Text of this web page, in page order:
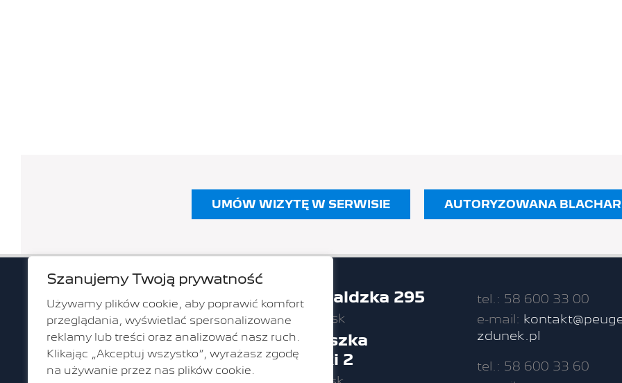
Szanujemy Twoją prywatność
Używamy plików cookie, aby poprawić komfort
przeglądania, wyświetlać spersonalizowane
reklamy lub treści oraz analizować nasz ruch.
Klikając „Akceptuj wszystko”, wyrażasz zgodę
na używanie przez nas plików cookie.
UMÓW WIZYTĘ W SERWISIE AUTORYZOWANA
ul. Grunwaldzka 295
80-314 Gdańsk
ul. Franciszka
Mamuszki 2
tel.: 58 600 33 00
e-mail:
zdunek.pl
tel.: 58 600 33 60